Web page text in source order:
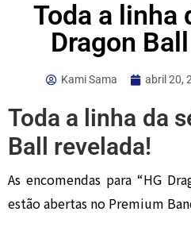
Toda a linha
Dragon
Kami Sama abril 20,
Toda a linha da
Ball revelada!
As encomendas para “HG
estão abertas no Premium